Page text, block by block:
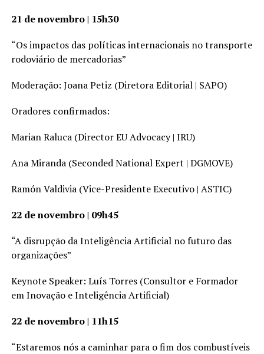
21 de novembro | 15h30
“Os impactos das políticas internacionais no transporte
rodoviário de mercadorias”
Moderação: Joana Petiz (Diretora Editorial | SAPO)
Oradores confirmados:
Marian Raluca (Director EU Advocacy | IRU)
Ana Miranda (Seconded National Expert | DGMOVE)
Ramón Valdivia (Vice-Presidente Executivo | ASTIC)
22 de novembro | 09h45
“A disrupção da Inteligência Artificial no futuro das
organizações”
Keynote Speaker: Luís Torres (Consultor e Formador
em Inovação e Inteligência Artificial)
22 de novembro | 11h15
“Estaremos nós a caminhar para o fim dos combustíveis